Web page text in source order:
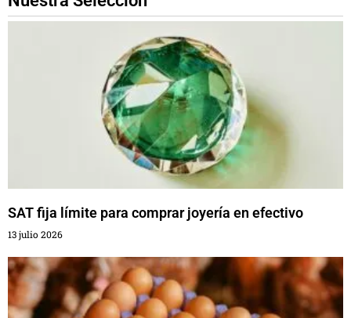
SAT fija límite para comprar joyería en efectivo
13 julio 2026